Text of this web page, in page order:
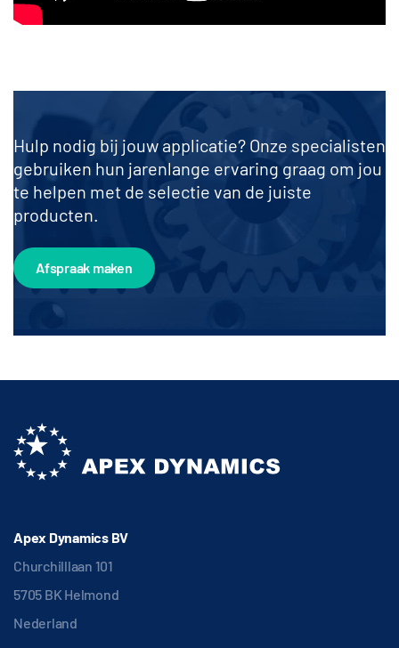
Hulp nodig bij jouw applicatie? Onze specialisten
gebruiken hun jarenlange ervaring graag om jou
te helpen met de selectie van de juiste
producten.
Afspraak maken
Apex Dynamics BV
Churchilllaan 101
5705 BK Helmond
Nederland